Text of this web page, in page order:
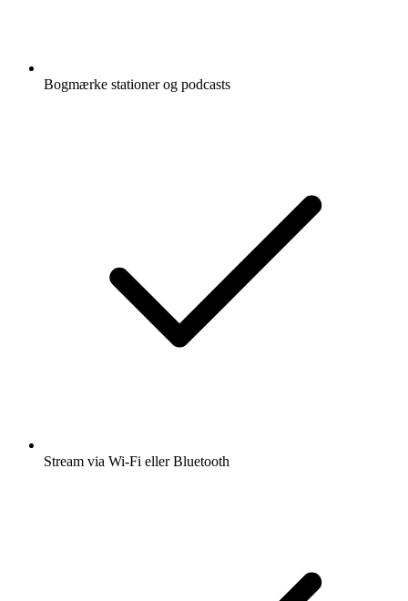
Bogmærke stationer og podcasts
Stream via Wi-Fi eller Bluetooth